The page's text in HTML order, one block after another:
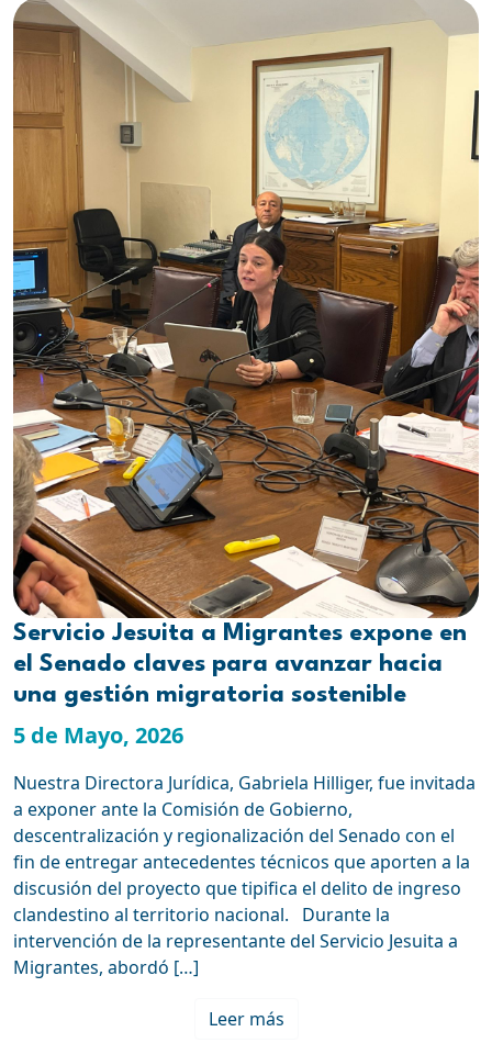
Servicio Jesuita a Migrantes expone en
el Senado claves para avanzar hacia
una gestión migratoria sostenible
5 de Mayo, 2026
Nuestra Directora Jurídica, Gabriela Hilliger, fue invitada
a exponer ante la Comisión de Gobierno,
descentralización y regionalización del Senado con el
fin de entregar antecedentes técnicos que aporten a la
discusión del proyecto que tipifica el delito de ingreso
clandestino al territorio nacional. Durante la
intervención de la representante del Servicio Jesuita a
Migrantes, abordó […]
Leer más